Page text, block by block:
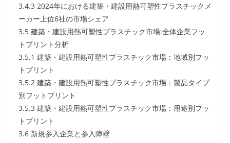
3.4.3 2024年における建築・建設用熱可塑性プラスチックメ
ーカー上位6社の市場シェア
3.5 建築・建設用熱可塑性プラスチック市場:全体企業フッ
トプリント分析
3.5.1 建築・建設用熱可塑性プラスチック市場：地域別フッ
トプリント
3.5.2 建築・建設用熱可塑性プラスチック市場：製品タイプ
別フットプリント
3.5.3 建築・建設用熱可塑性プラスチック市場：用途別フッ
トプリント
3.6 新規参入企業と参入障壁